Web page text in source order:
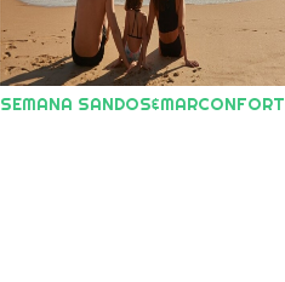
SEMANA SANDOS&MARCONFORT